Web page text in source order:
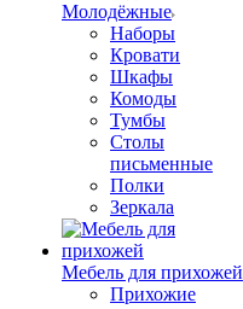
Молодёжные
Наборы
Кровати
Шкафы
Комоды
Тумбы
Столы
письменные
Полки
Зеркала
Мебель для прихожей
Прихожие